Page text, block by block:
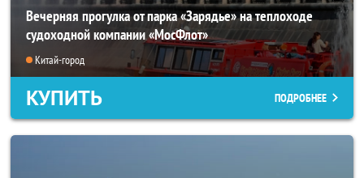
Вечерняя прогулка от парка «Зарядье» на теплоходе
судоходной компании «МосФлот»
Китай-город
КУПИТЬ ПОДРОБНЕЕ